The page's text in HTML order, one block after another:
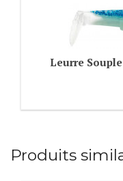
Leurre
Produits